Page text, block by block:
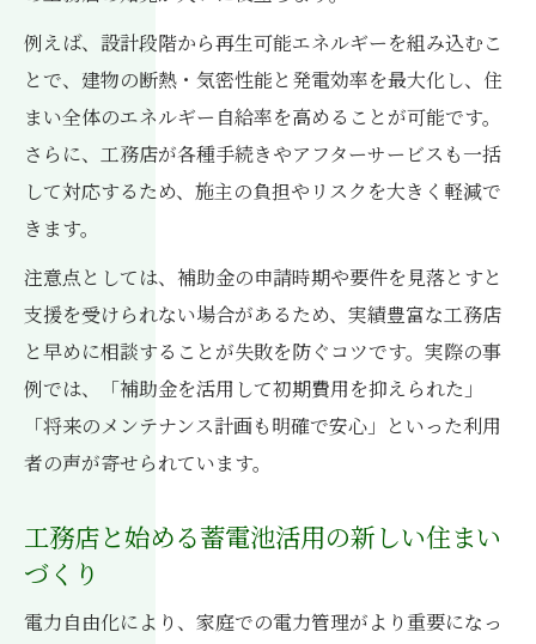
例えば、設計段階から再生可能エネルギーを組み込むこ
とで、建物の断熱・気密性能と発電効率を最大化し、住
まい全体のエネルギー自給率を高めることが可能です。
さらに、工務店が各種手続きやアフターサービスも一括
して対応するため、施主の負担やリスクを大きく軽減で
きます。
注意点としては、補助金の申請時期や要件を見落とすと
支援を受けられない場合があるため、実績豊富な工務店
と早めに相談することが失敗を防ぐコツです。実際の事
例では、「補助金を活用して初期費用を抑えられた」
「将来のメンテナンス計画も明確で安心」といった利用
者の声が寄せられています。
工務店と始める蓄電池活用の新しい住まい
づくり
電力自由化により、家庭での電力管理がより重要になっ